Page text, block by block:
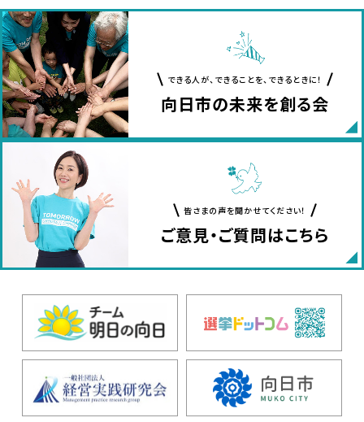
できる人が、できることを、できるときに！
向日市の未来を創る会
皆さまの声を聞かせてください！
ご意見・ご質問はこちら